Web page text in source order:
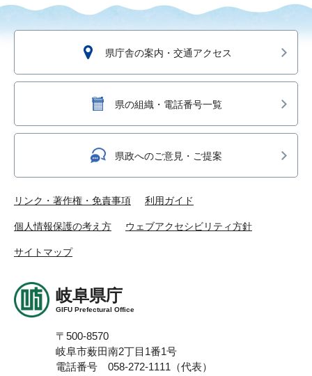
県庁舎の案内・交通アクセス
県の組織・電話番号一覧
県政へのご意見・ご提案
リンク・著作権・免責事項 利用ガイド
個人情報保護の考え方 ウェブアクセシビリティ方針
サイトマップ
岐阜県庁
GIFU Prefectural Office
〒500-8570
岐阜市薮田南2丁目1番1号
電話番号 058-272-1111（代表）